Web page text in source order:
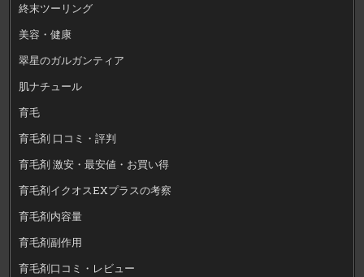
終末ツーリング
美容・健康
翠星のガルガンティア
肌ナチュール
育毛
育毛剤 口コミ・評判
育毛剤 激安・最安値・お買い得
育毛剤イクオスEXプラスの考察
育毛剤内容量
育毛剤副作用
育毛剤口コミ・レビュー